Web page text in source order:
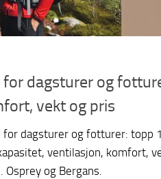
dagsturer og
vekt og pris
for dagsturer og fotturer: topp
ventilasjon, komfort,
og Bergans.